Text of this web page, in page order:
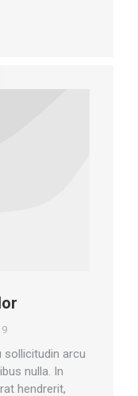
sollicitudin arcu
nulla. In
hendrerit,